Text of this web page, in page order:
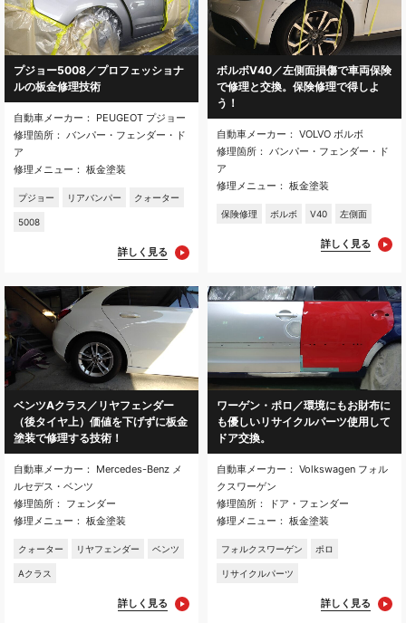
プジョー5008／プロフェッショナ
ルの板金修理技術
自動車メーカー： PEUGEOT プジョー
修理箇所： バンパー・フェンダー・ド
ア
修理メニュー： 板金塗装
プジョー リアバンパー クォーター
5008
詳しく見る
ボルボV40／左側面損傷で車両保険
で修理と交換。保険修理で得しよ
う！
自動車メーカー： VOLVO ボルボ
修理箇所： バンパー・フェンダー・ド
ア
修理メニュー： 板金塗装
保険修理 ボルボ V40 左側面
詳しく見る
ベンツAクラス／リヤフェンダー
（後タイヤ上）価値を下げずに板金
塗装で修理する技術！
自動車メーカー： Mercedes-Benz メ
ルセデス・ベンツ
修理箇所： フェンダー
修理メニュー： 板金塗装
クォーター リヤフェンダー ベンツ
Aクラス
詳しく見る
ワーゲン・ポロ／環境にもお財布に
も優しいリサイクルパーツ使用して
ドア交換。
自動車メーカー： Volkswagen フォル
クスワーゲン
修理箇所： ドア・フェンダー
修理メニュー： 板金塗装
フォルクスワーゲン ポロ
リサイクルパーツ
詳しく見る